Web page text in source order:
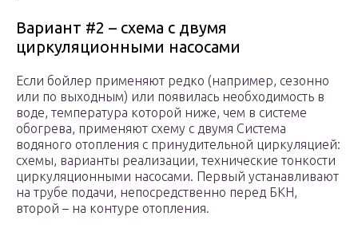
Вариант #2 – схема с двумя
циркуляционными насосами
Если бойлер применяют редко (например, сезонно
или по выходным) или появилась необходимость в
воде, температура которой ниже, чем в системе
обогрева, применяют схему с двумя Система
водяного отопления с принудительной циркуляцией:
схемы, варианты реализации, технические тонкости
циркуляционными насосами. Первый устанавливают
на трубе подачи, непосредственно перед БКН,
второй – на контуре отопления.